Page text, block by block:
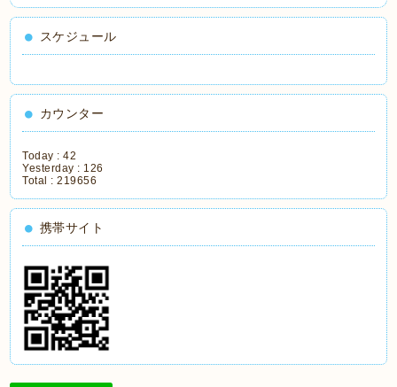
スケジュール
カウンター
Today :42
Yesterday : 126
Total :219656
携帯サイト